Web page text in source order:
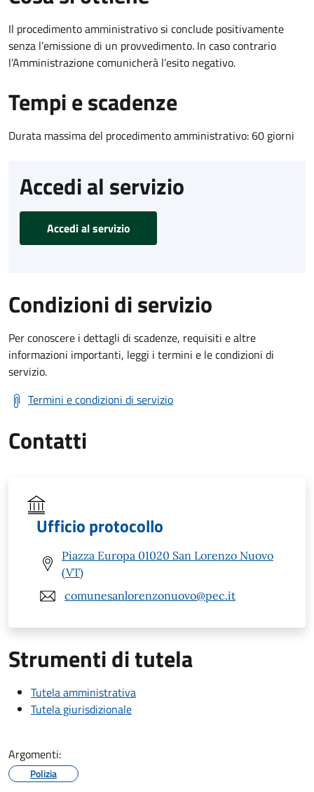
Il procedimento amministrativo si conclude positivamente
senza l’emissione di un provvedimento. In caso contrario
l’Amministrazione comunicherà l’esito negativo.
Tempi e scadenze
Durata massima del procedimento amministrativo: 60 giorni
Accedi al servizio
Accedi al servizio
Condizioni di servizio
Per conoscere i dettagli di scadenze, requisiti e altre
informazioni importanti, leggi i termini e le condizioni di
servizio.
Termini e condizioni di servizio
Contatti
Ufficio protocollo
Piazza Europa 01020 San Lorenzo Nuovo
(VT)
comunesanlorenzonuovo@pec.it
Strumenti di tutela
Tutela amministrativa
Tutela giurisdizionale
Argomenti:
Polizia